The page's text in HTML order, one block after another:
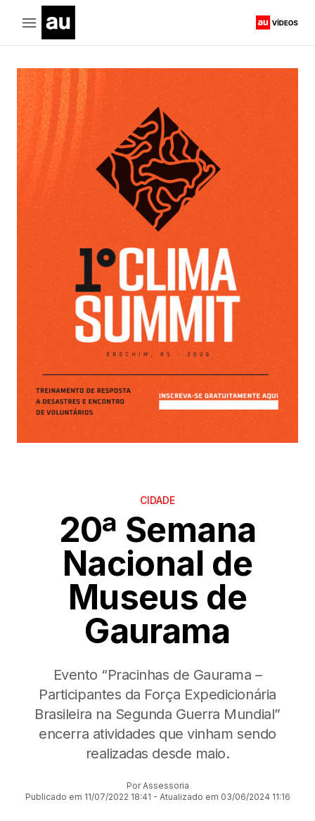
CIDADE
20ª Semana
Nacional de
Museus de
Gaurama
Evento “Pracinhas de Gaurama –
Participantes da Força Expedicionária
Brasileira na Segunda Guerra Mundial”
encerra atividades que vinham sendo
realizadas desde maio.
Por Assessoria
Publicado em 11/07/2022 18:41 - Atualizado em 03/06/2024 11:16